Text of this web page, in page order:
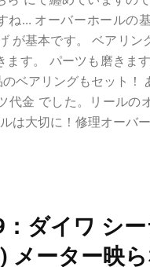
... オーバーホールの
基本です。 ベアリン
す。 パーツも磨きま
ベアリングもセット！
代金 でした。リールの
は大切に！修理オーバ
ダイワ シ
メーター映